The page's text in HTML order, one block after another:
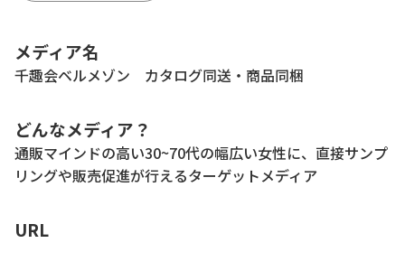
メディア名
千趣会ベルメゾン カタログ同送・商品同梱
どんなメディア？
通販マインドの高い30~70代の幅広い女性に、直接サンプ
リングや販売促進が行えるターゲットメディア
URL